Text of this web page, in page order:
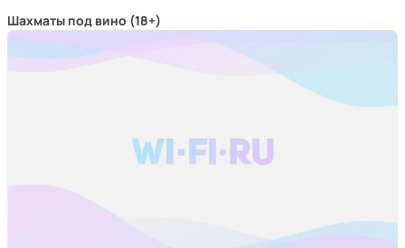
Шахматы под вино (18+)